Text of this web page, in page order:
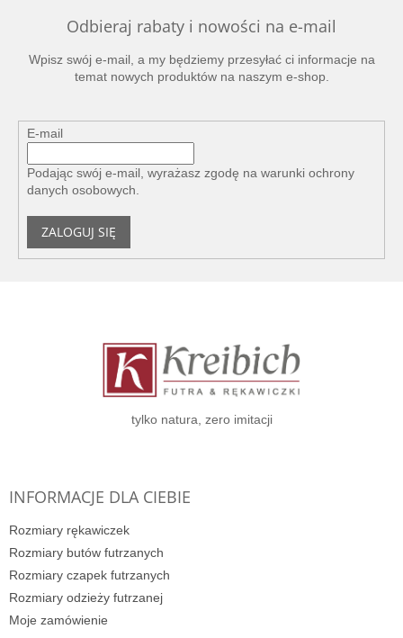
Odbieraj rabaty i nowości na e-mail
Wpisz swój e-mail, a my będziemy przesyłać ci informacje na
temat nowych produktów na naszym e-shop.
E-mail
Podając swój e-mail, wyrażasz zgodę na warunki ochrony
danych osobowych.
ZALOGUJ SIĘ
tylko natura, zero imitacji
INFORMACJE DLA CIEBIE
Rozmiary rękawiczek
Rozmiary butów futrzanych
Rozmiary czapek futrzanych
Rozmiary odzieży futrzanej
Moje zamówienie